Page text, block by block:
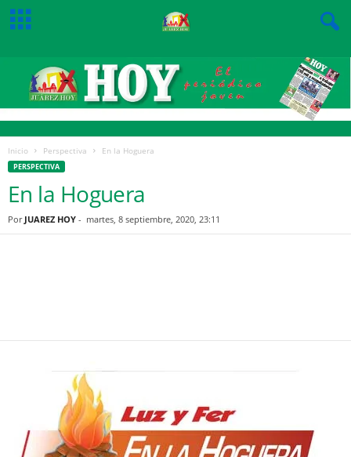
Inicio Perspectiva En la Hoguera
PERSPECTIVA
En la Hoguera
Por JUAREZ HOY - martes, 8 septiembre, 2020, 23:11